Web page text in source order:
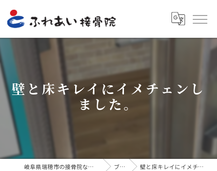
壁と床キレイにイメチェンし
ました。
岐阜県瑞穂市の接骨院ならふれあい接骨院 ブログ 壁と床キレイにイメチェンしました。